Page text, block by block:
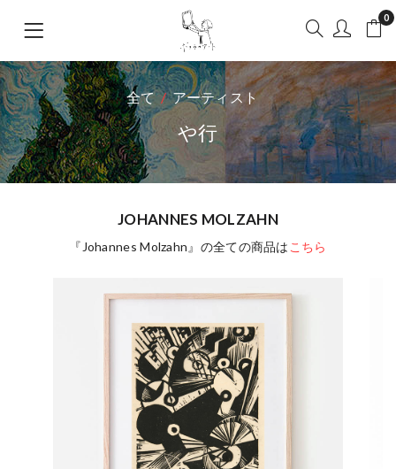
0
全て アーティスト
や行
JOHANNES MOLZAHN
『Johannes Molzahn』の全ての商品は こちら